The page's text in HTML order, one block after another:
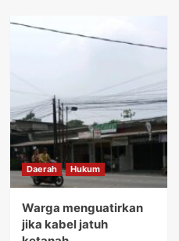
Daerah Hukum
Warga menguatirkan
jika kabel jatuh